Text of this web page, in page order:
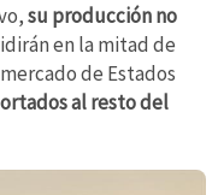
su producción no
en la mitad de
de Estados
al resto del